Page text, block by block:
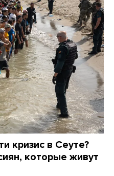
кризис в Сеуте?
которые живут